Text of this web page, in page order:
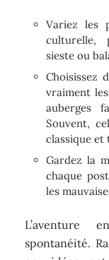
Variez les
culturelle,
sieste ou
Choisissez
vraiment
auberges
Souvent,
classique et
Gardez la
chaque
les
L’aventure
spontanéité.